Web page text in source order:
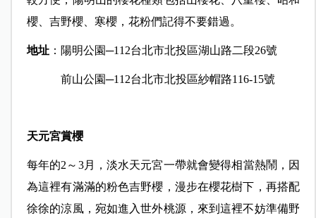
櫻、吉野櫻、寒櫻，花粉們記得不要錯過。
地址：陽明公園─112台北市北投區湖山路二段26號
前山公園─112台北市北投區紗帽路116-15號
天元宮賞櫻
每年的2～3月，淡水天元宮一帶就會變得相當熱鬧，因
為這裡有滿滿的粉色吉野櫻，漫步在櫻花樹下，再搭配
徐徐的涼風，宛如進入世外桃源，來到這裡不妨準備野